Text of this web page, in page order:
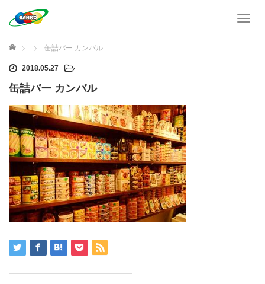
T
ホーム 缶詰バー カンバル
2018.05.27
缶詰バー カンバル